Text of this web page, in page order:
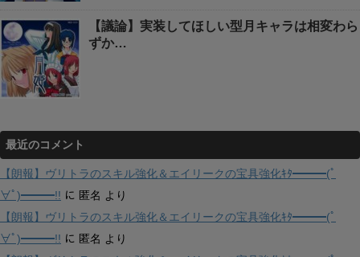
【議論】実装してほしい型月キャラは相変わら
ずか…
最近のコメント
【朗報】ヴリトラのスキル強化＆エイリークの宝具強化ｷﾀ━━━(ﾟ
∀ﾟ)━━━!! に 匿名 より
【朗報】ヴリトラのスキル強化＆エイリークの宝具強化ｷﾀ━━━(ﾟ
∀ﾟ)━━━!! に 匿名 より